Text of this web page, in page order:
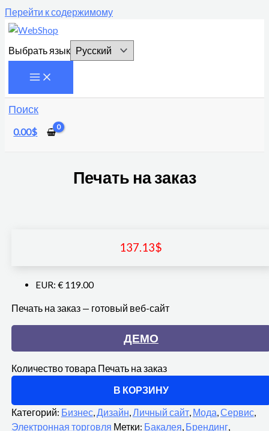
Перейти к содержимому
Выбрать язык
Поиск
0.00$
Печать на заказ
137.13$
EUR: € 119.00
Печать на заказ — готовый веб-сайт
ДЕМО
Количество товара Печать на заказ
В КОРЗИНУ
Категорий: Бизнес,Дизайн,Личный сайт, Мода,Сервис,
Электронная торговля Метки: Бакалея, Брендинг,